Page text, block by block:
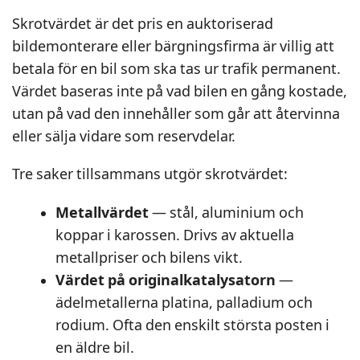
Skrotvärdet är det pris en auktoriserad
bildemonterare eller bärgningsfirma är villig att
betala för en bil som ska tas ur trafik permanent.
Värdet baseras inte på vad bilen en gång kostade,
utan på vad den innehåller som går att återvinna
eller sälja vidare som reservdelar.
Tre saker tillsammans utgör skrotvärdet:
Metallvärdet— stål, aluminium och
koppar i karossen. Drivs av aktuella
metallpriser och bilens vikt.
Värdet på originalkatalysatorn —
ädelmetallerna platina, palladium och
rodium. Ofta den enskilt största posten i
en äldre bil.